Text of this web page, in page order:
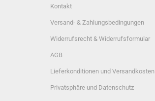
Kontakt
Versand- & Zahlungsbedingungen
Widerrufsrecht & Widerrufsformular
AGB
Lieferkonditionen und Versandkosten
Privatsphäre und Datenschutz